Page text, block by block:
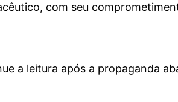
com seu
a leitura após a propaganda